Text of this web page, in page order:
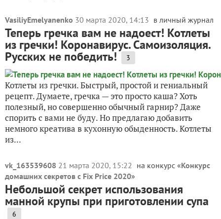
VasiliyEmelyanenko 30 марта 2020, 14:13 в личный журнал
Теперь гречка вам не надоест! Котлеты
из гречки! Коронавирус. Самоизоляция.
Русских не победить! 3
Котлеты из гречки. Быстрый, простой и гениальный
рецепт. Думаете, гречка — это просто каша? Хоть
полезный, но совершенно обычный гарнир? Даже
спорить с вами не буду. Но предлагаю добавить
немного креатива в кухонную обыденность. Котлеты
из...
vk_163539608 21 марта 2020, 15:22 на конкурс «Конкурс
домашних секретов с Fix Price 2020»
Небольшой секрет использования
манной крупы при приготовлении супа
6